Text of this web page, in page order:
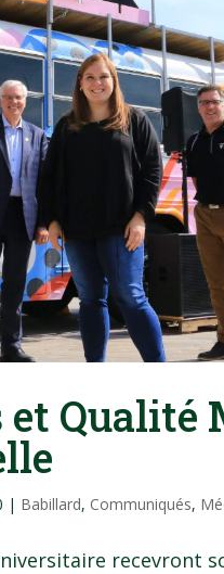
Qualité
| Babillard, Communiqués,
recevront